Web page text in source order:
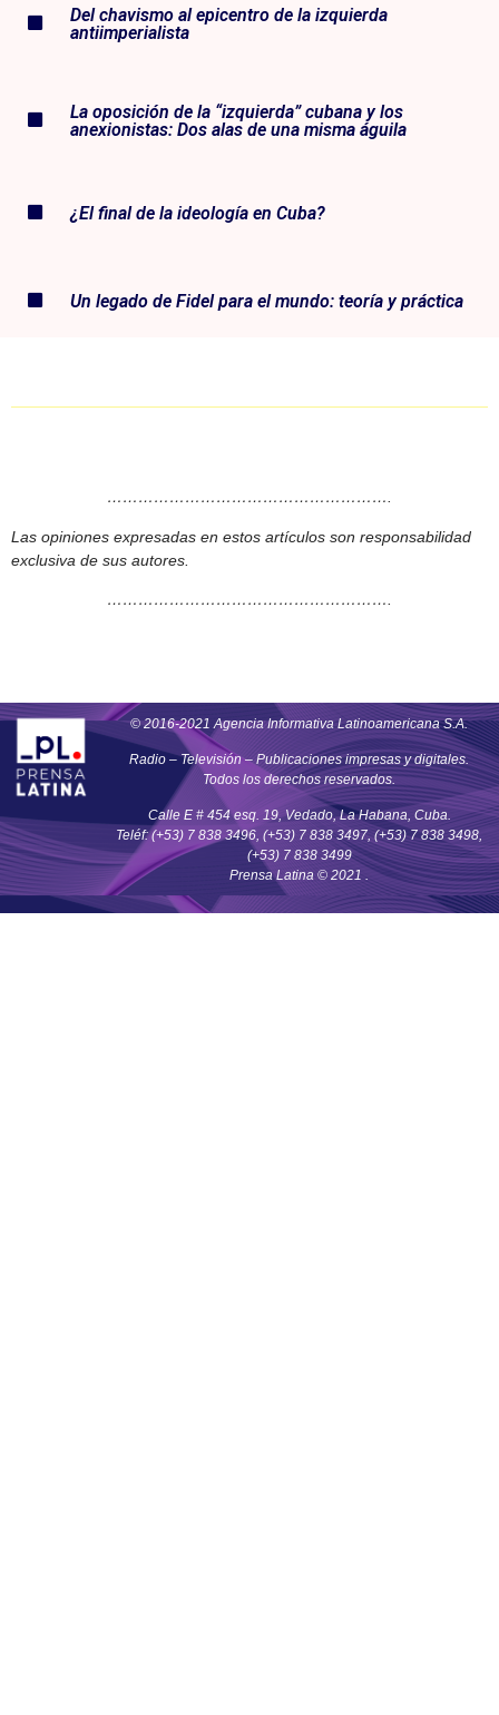
Del chavismo al epicentro de la izquierda
antiimperialista
La oposición de la “izquierda” cubana y los
anexionistas: Dos alas de una misma águila
¿El final de la ideología en Cuba?
Un legado de Fidel para el mundo: teoría y práctica
……………………………………………….
Las opiniones expresadas en estos artículos son responsabilidad
exclusiva de sus autores.
……………………………………………….
© 2016-2021 Agencia Informativa Latinoamericana S.A.
Radio – Televisión – Publicaciones impresas y digitales.
Todos los derechos reservados.
Calle E # 454 esq. 19, Vedado, La Habana, Cuba.
Teléf: (+53) 7 838 3496, (+53) 7 838 3497, (+53) 7 838 3498,
(+53) 7 838 3499
Prensa Latina © 2021 .